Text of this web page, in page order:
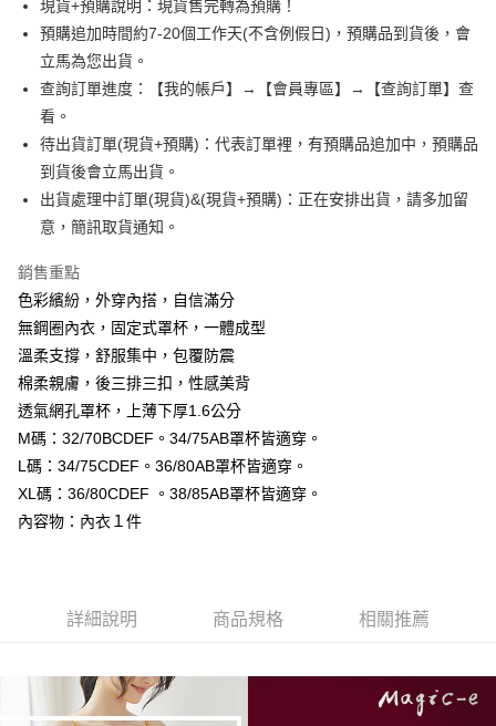
台新國際商業銀行
中國信託商業銀行
台灣樂天信用卡公司
AFTEE先享後付
相關說明
【關於「AFTEE先享後付」】
AFTEE先享後付是「在收到商品之後才付款」的支付方式。 讓您購物簡單
１．簡單：不需註冊會員、不需綁卡、不需儲值。
２．便利：只要手機號碼，簡訊認證，即可結帳。
３．安心：先確認商品／服務後，再付款。
【「AFTEE先享後付」結帳流程】
１．於結帳方式選擇「AFTEE先享後付」後，將跳轉至「AFTEE先享後付」
２．訂單成立數日內，您將收到繳費通知簡訊。
３．收到繳費通知簡訊後14天內，點擊此簡訊中的連結，可透過四大超商／
ATM／網路銀行／等多元方式進行付款，方視為交易完成。
※ 請注意：結帳手續完成當下不需立刻繳費，但若您需要取消訂單，請聯絡
後付繳納相關費用。
※ 交易是否成功請以「AFTEE先享後付 」之結帳頁面顯示為準，若有關於
是否繳費成功／繳費後需取消欲退款等相關疑問，請聯繫「AFTEE先享後付
客戶支援中心」
https://netprotections.freshdesk.com/support/home
【注意事項】
易，需依本服務之必要範圍內提供個人資料，並將交易相關給付款項請求債
權轉讓予恩沛科技股份有限公司。
請求用戶進行身份認證。
５．嚴禁一人註冊多個帳號或使用他人資訊註冊。若發現惡意使用之情形，
恩沛科技股份有限公司將有權停止該用戶之使用額度並採取法律行動。
ATM付款
運送方式
全家取貨付款
每筆NT$99,999
每筆NT$99,999
7-11取貨付款
每筆NT$99,999
付款後7-11取貨
每筆NT$99,999
每筆NT$99,999
國際空運 lnternational air parcel
現貨+預購說明：現貨售完轉為預購！
預購追加時間約7-20個工作天(不含例假日)，預購品到貨後，會
立馬為您出貨。
查詢訂單進度：【我的帳戶】→【會員專區】→【查詢訂單】查
看。
待出貨訂單(現貨+預購)：代表訂單裡，有預購品追加中，預購品
到貨後會立馬出貨。
出貨處理中訂單(現貨)&(現貨+預購)：正在安排出貨，請多加留
意，簡訊取貨通知。
銷售重點
色彩繽紛，外穿內搭，自信滿分
無鋼圈內衣，固定式罩杯，一體成型
溫柔支撐，舒服集中，包覆防震
棉柔親膚，後三排三扣，性感美背
透氣網孔罩杯，上薄下厚1.6公分
M碼：32/70BCDEF。34/75AB罩杯皆適穿。
L碼：34/75CDEF。36/80AB罩杯皆適穿。
XL碼：36/80CDEF 。38/85AB罩杯皆適穿。
內容物：內衣１件
詳細說明 商品規格 相關推薦